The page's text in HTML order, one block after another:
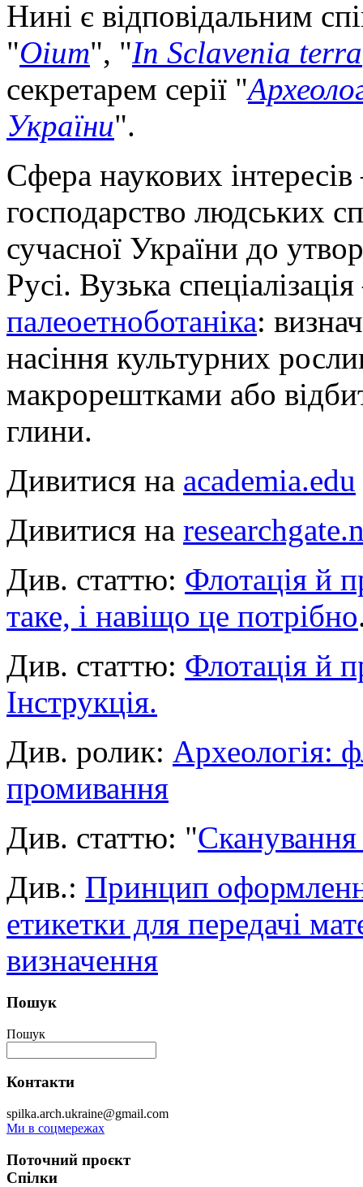
Нині є відповідальним
"Oium", "In Sclavenia terra
секретарем серії "
України".
Сфера наукових
господарство людських
сучасної України до
Русі. Вузька
палеоетноботаніка:
насіння культурних
макрорештками або
глини.
Дивитися на academia.edu
Дивитися на
Див. статтю: Флотація й
таке, і навіщо це потрібно
Див. статтю: Флотація й
Інструкція.
Див. ролик: Археологія:
промивання
Див. статтю: "
Див.: Принцип
етикетки для передачі
визначення
Пошук
Пошук
Контакти
spilka.arch.ukraine@gmail.com
Ми в соцмережах
Поточний проєкт
Спілки